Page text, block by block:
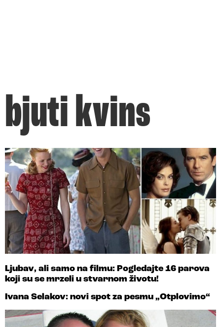
bjuti kvins
Ljubav, ali samo na filmu: Pogledajte 16 parova
koji su se mrzeli u stvarnom životu!
Ivana Selakov: novi spot za pesmu „Otplovimo“